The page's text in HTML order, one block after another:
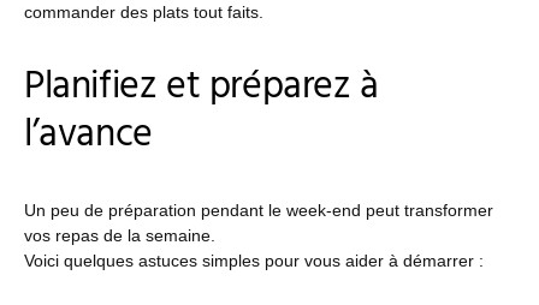
commander des plats tout faits.
Planifiez et préparez à
l’avance
Un peu de préparation pendant le week-end peut transformer
vos repas de la semaine.
Voici quelques astuces simples pour vous aider à démarrer :